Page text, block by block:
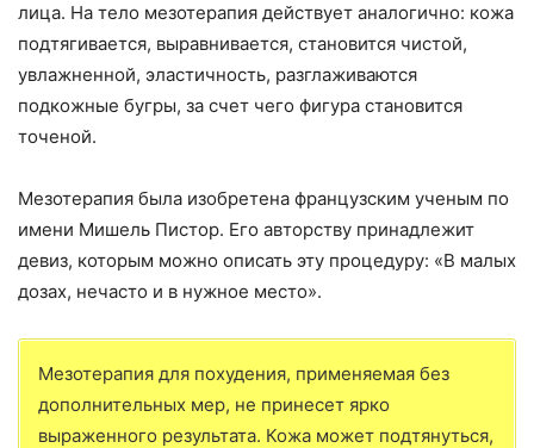
лица. На тело мезотерапия действует аналогично: кожа
подтягивается, выравнивается, становится чистой,
увлажненной, эластичность, разглаживаются
подкожные бугры, за счет чего фигура становится
точеной.
Мезотерапия была изобретена французским ученым по
имени Мишель Пистор. Его авторству принадлежит
девиз, которым можно описать эту процедуру: «В малых
дозах, нечасто и в нужное место».
Мезотерапия для похудения, применяемая без
дополнительных мер, не принесет ярко
выраженного результата. Кожа может подтянуться,